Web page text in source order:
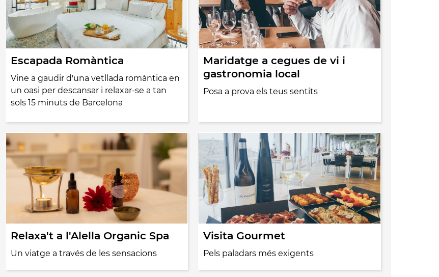
Escapada Romàntica
Vine a gaudir d'una vetllada romàntica en
un oasi per descansar i relaxar-se a tan
sols 15 minuts de Barcelona
Maridatge a cegues de vi i
gastronomia local
Posa a prova els teus sentits
Relaxa't a l'Alella Organic Spa
Un viatge a través de les sensacions
Visita Gourmet
Pels paladars més exigents